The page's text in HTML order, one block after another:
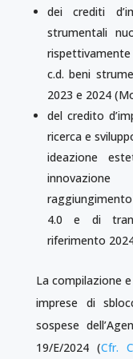
dei crediti
strumentali
c.d. beni
2023 e 2024
del credito
ricerca e
ideazione
4.0 e di
riferimento
La compilazione
imprese di
sospese
19/E/2024 (Cfr.